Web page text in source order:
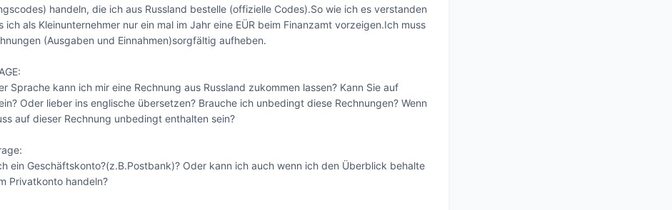
handeln, die ich aus Russland bestelle (offizielle Codes).So wie ich es verstanden
ich als Kleinunternehmer nur ein mal im Jahr eine EÜR beim Finanzamt vorzeigen.Ich muss
(Ausgaben und Einnahmen)sorgfältig aufheben.
Sprache kann ich mir eine Rechnung aus Russland zukommen lassen? Kann Sie auf
Oder lieber ins englische übersetzen? Brauche ich unbedingt diese Rechnungen? Wenn
auf dieser Rechnung unbedingt enthalten sein?
ein Geschäftskonto?(z.B.Postbank)? Oder kann ich auch wenn ich den Überblick behalte
Privatkonto handeln?